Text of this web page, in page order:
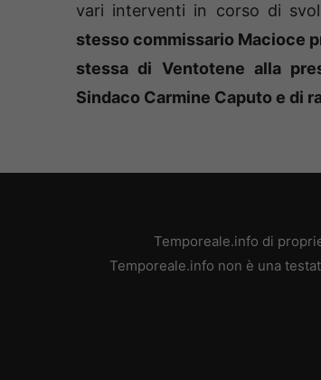
vari interventi in corso di
stesso commissario Macioce
stessa di Ventotene alla
Sindaco Carmine Caputo e di
Temporeale.info di
Temporeale.info non è una